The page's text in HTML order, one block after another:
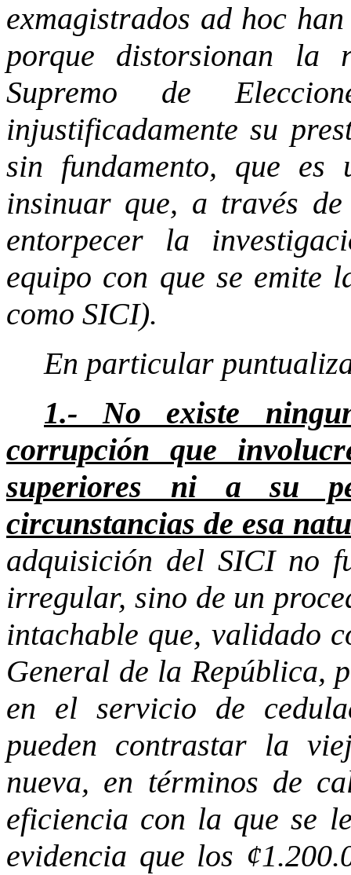
exmagistrados ad hoc
porque distorsionan la
Supremo de
injustificadamente su
sin fundamento, que es
insinuar que, a través
entorpecer la
equipo con que se emite
como SICI).
En particular
1.- No existe
corrupción que
superiores ni a su
circunstancias de esa
adquisición del SICI no
irregular, sino de un
intachable que, validado
General de la República,
en el servicio de
pueden contrastar la
nueva, en términos de
eficiencia con la que se
evidencia que los